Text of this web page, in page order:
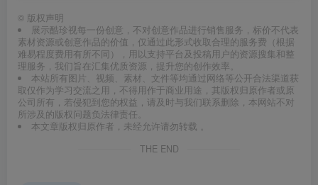
© 版权声明
展示酷珍视每一份创意，不对创意作品进行销售服务，标价不代表
素材资源或创意作品的价值，仅通过此形式收取合理的服务费（根据
难易程度费用有所不同），用以支持平台及投稿用户的资源搜集和整
理服务，我们旨在汇集优质资源，提升您的创作效率。
本站所有图片、视频、素材、文件等均通过网络等公开合法渠道获
取仅作为学习交流之用，不得用作于商业用途，其版权归原作者或原
公司所有，若侵犯到您的权益，请及时与我们联系删除，本网站不对
所涉及的版权问题负法律责任。
本文章版权归原作者，未经允许请勿转载 。
THE END